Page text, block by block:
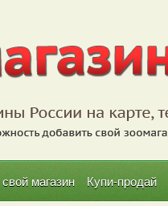
магазин Купи-продай